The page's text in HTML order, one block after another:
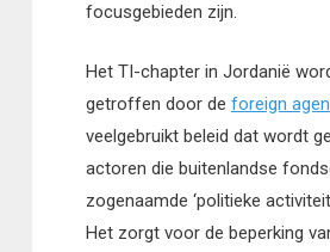
focusgebieden zijn.
Het TI-chapter in Jordanië
getroffen door de foreign
veelgebruikt beleid dat wordt
actoren die buitenlandse
zogenaamde ‘politieke
Het zorgt voor de beperking